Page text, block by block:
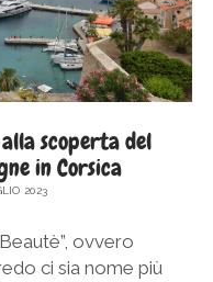
scoperta del
in Corsica
2023
ovvero
ci sia nome più